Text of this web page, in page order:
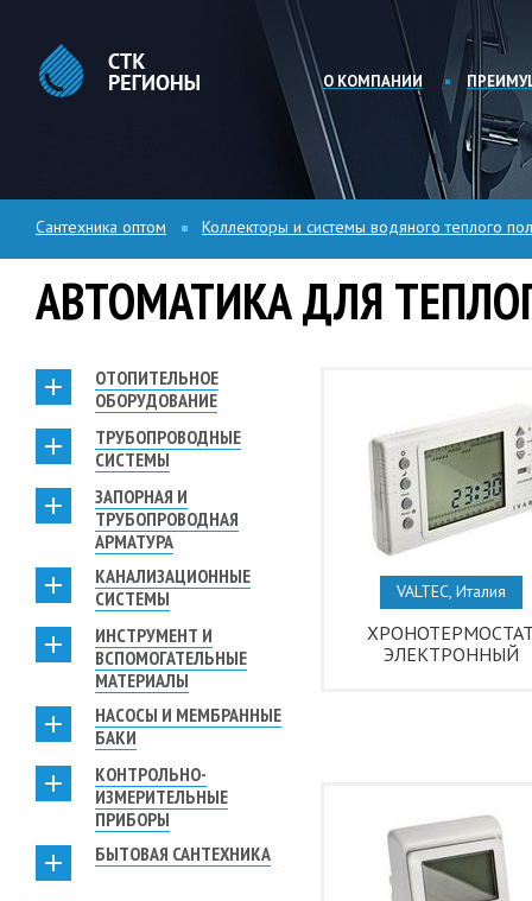
О КОМПАНИИ
Сантехника оптом Коллекторы и системы водяного теплого
АВТОМАТИКА ДЛЯ
ОТОПИТЕЛЬНОЕ
ОБОРУДОВАНИЕ
ТРУБОПРОВОДНЫЕ
СИСТЕМЫ
ЗАПОРНАЯ И
ТРУБОПРОВОДНАЯ
АРМАТУРА
КАНАЛИЗАЦИОННЫЕ
СИСТЕМЫ
ИНСТРУМЕНТ И
ВСПОМОГАТЕЛЬНЫЕ
МАТЕРИАЛЫ
НАСОСЫ И МЕМБРАННЫЕ
БАКИ
КОНТРОЛЬНО-
ИЗМЕРИТЕЛЬНЫЕ
ПРИБОРЫ
БЫТОВАЯ САНТЕХНИКА
VALTEC, Италия
ЭЛЕКТРОННЫЙ